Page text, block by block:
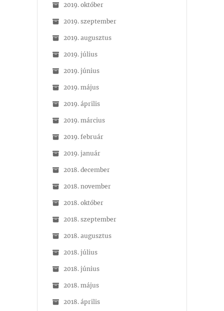
2019. október
2019. szeptember
2019. augusztus
2019. július
2019. június
2019. május
2019. április
2019. március
2019. február
2019. január
2018. december
2018. november
2018. október
2018. szeptember
2018. augusztus
2018. július
2018. június
2018. május
2018. április